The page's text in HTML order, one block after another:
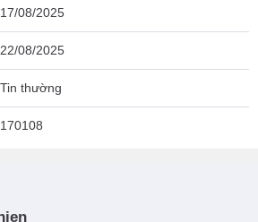
17/08/2025
22/08/2025
Tin thường
170108